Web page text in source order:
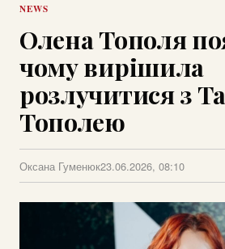
NEWS
Олена Тополя
чому вирішила
розлучитися з
Тополею
Оксана Гуменюк23.06.2026, 08:10